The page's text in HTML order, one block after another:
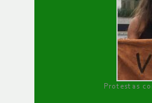
Protestas